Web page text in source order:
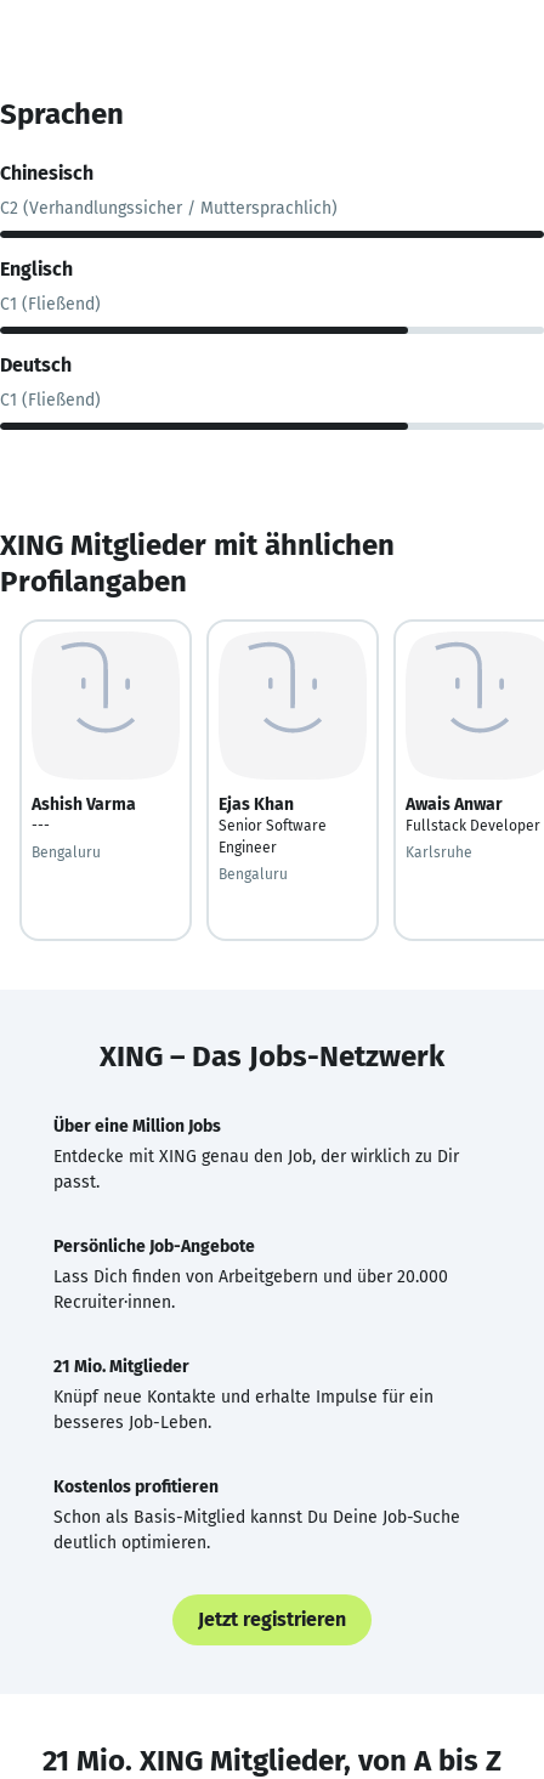
Sprachen
Chinesisch
C2 (Verhandlungssicher / Muttersprachlich)
Englisch
C1 (Fließend)
Deutsch
C1 (Fließend)
XING Mitglieder mit ähnlichen
Profilangaben
Ashish Varma
---
Bengaluru
Ejas Khan
Senior Software
Engineer
Bengaluru
Awais Anwar
Fullstack Developer
Karlsruhe
XING – Das Jobs-Netzwerk
Über eine Million Jobs
Entdecke mit XING genau den Job, der wirklich zu Dir
passt.
Persönliche Job-Angebote
Lass Dich finden von Arbeitgebern und über 20.000
Recruiter·innen.
21 Mio. Mitglieder
Knüpf neue Kontakte und erhalte Impulse für ein
besseres Job-Leben.
Kostenlos profitieren
Schon als Basis-Mitglied kannst Du Deine Job-Suche
deutlich optimieren.
Jetzt registrieren
21 Mio. XING Mitglieder, von A bis Z